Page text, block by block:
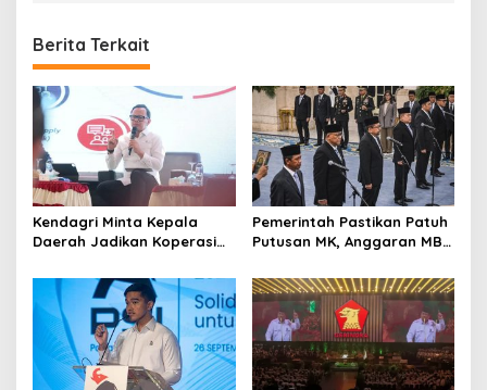
Berita Terkait
Kendagri Minta Kepala
Daerah Jadikan Koperasi
Ekonomi Desa
Pemerintah Pastikan Patuh
Putusan MK, Anggaran MBG
Pendidikan